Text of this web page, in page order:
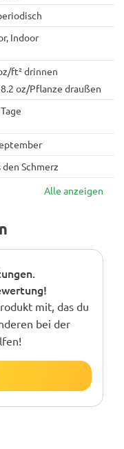
Indoor
ft² drinnen
oz/Pflanze draußen
den Schmerz
Alle anzeigen
mit, das du
bei der